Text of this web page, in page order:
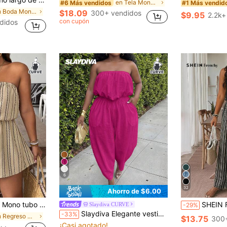
en Boda Monos y bodies de talla grande
#6 Más vendidos en Tela Monos y bodies de talla grande
$18.09 300+ vendidos
con cupón
#1 Más
$9.95
mujer talla grande, primavera-verano
en Regreso Monos y bodies de talla grande
6
Ahorro de $6.00
Slaydiva CURVE
-33% Slaydiva Elegante vestido de una pieza para vacaciones/ocio con cintura elástica cómoda, sin tirantes
32
-29% SHEIN Frenchy Mono de pierna ancha con
$13.75